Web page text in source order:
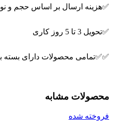
✅هزینه ارسال بر اساس حجم و
✅تحویل 3 تا 5 روز کاری
✅✅تمامی محصولات دارای بسته
محصولات مشابه
فروخته شده